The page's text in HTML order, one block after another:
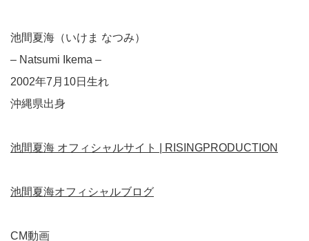
池間夏海（いけま なつみ）
– Natsumi Ikema –
2002年7月10日生れ
沖縄県出身
池間夏海 オフィシャルサイト | RISINGPRODUCTION
池間夏海オフィシャルブログ
CM動画